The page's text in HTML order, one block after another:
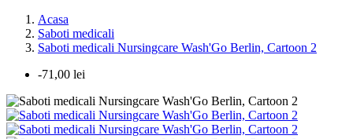
Acasa
Saboti medicali
Saboti medicali Nursingcare Wash'Go Berlin, Cartoon 2
-71,00 lei